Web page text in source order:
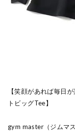
【笑顔があれば毎日
トビッグTee】
gym master（ジムマ